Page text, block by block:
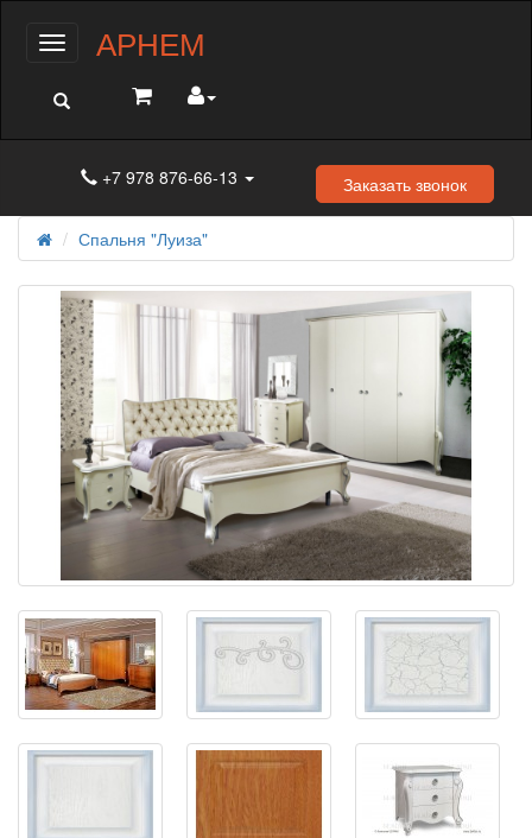
МенюАРНЕМ
+7 978 876-66-13 Заказать звонок
Спальня "Луиза"